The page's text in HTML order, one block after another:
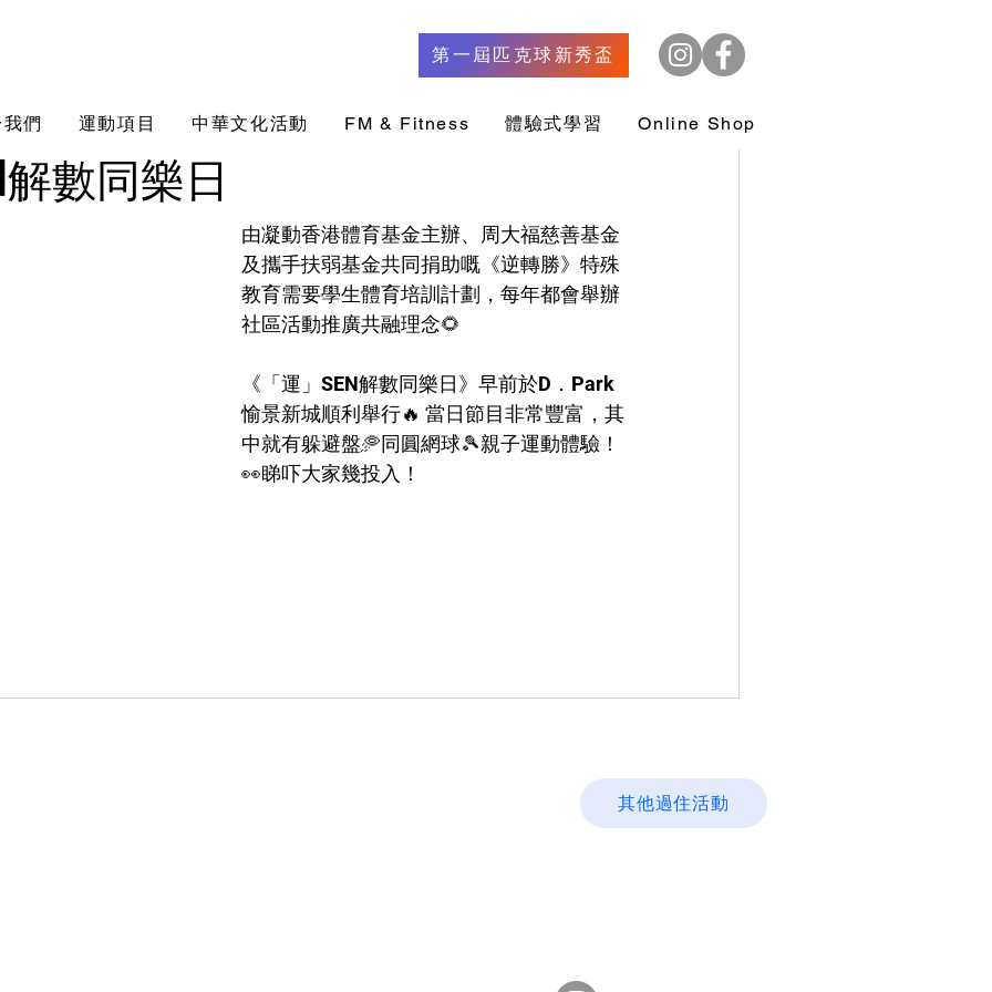
第一屆匹克球新秀盃
們 ​運動項目 中華文化活動 FM & Fitness 體驗式學習 Online Shop
數同樂日
由凝動香港體育基金主辦、周大福慈善基金
及攜手扶弱基金共同捐助嘅《逆轉勝》特殊
教育需要學生體育培訓計劃，每年都會舉辦
社區活動推廣共融理念🌻
《「運」SEN解數同樂日》早前於D．Park
愉景新城順利舉行🔥 當日節目非常豐富，其
中就有躲避盤🥏同圓網球🎾親子運動體驗！
👀睇吓大家幾投入！
其他過住活動